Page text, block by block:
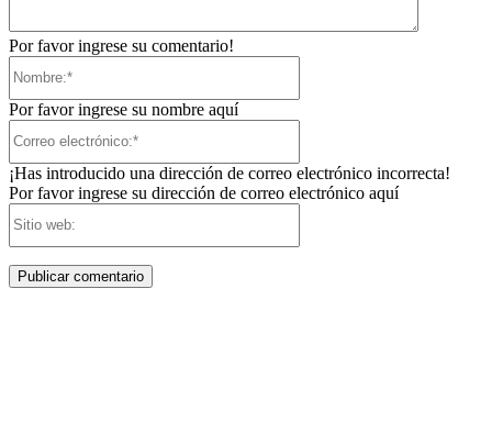
Por favor ingrese su comentario!
Por favor ingrese su nombre aquí
¡Has introducido una dirección de correo electrónico incorrecta!
Por favor ingrese su dirección de correo electrónico aquí